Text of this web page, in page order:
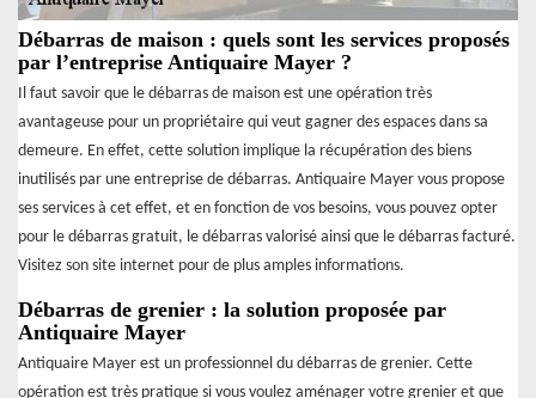
Débarras de maison : quels sont les services proposés
par l’entreprise Antiquaire Mayer ?
Il faut savoir que le débarras de maison est une opération très
avantageuse pour un propriétaire qui veut gagner des espaces dans sa
demeure. En effet, cette solution implique la récupération des biens
inutilisés par une entreprise de débarras. Antiquaire Mayer vous propose
ses services à cet effet, et en fonction de vos besoins, vous pouvez opter
pour le débarras gratuit, le débarras valorisé ainsi que le débarras facturé.
Visitez son site internet pour de plus amples informations.
Débarras de grenier : la solution proposée par
Antiquaire Mayer
Antiquaire Mayer est un professionnel du débarras de grenier. Cette
opération est très pratique si vous voulez aménager votre grenier et que